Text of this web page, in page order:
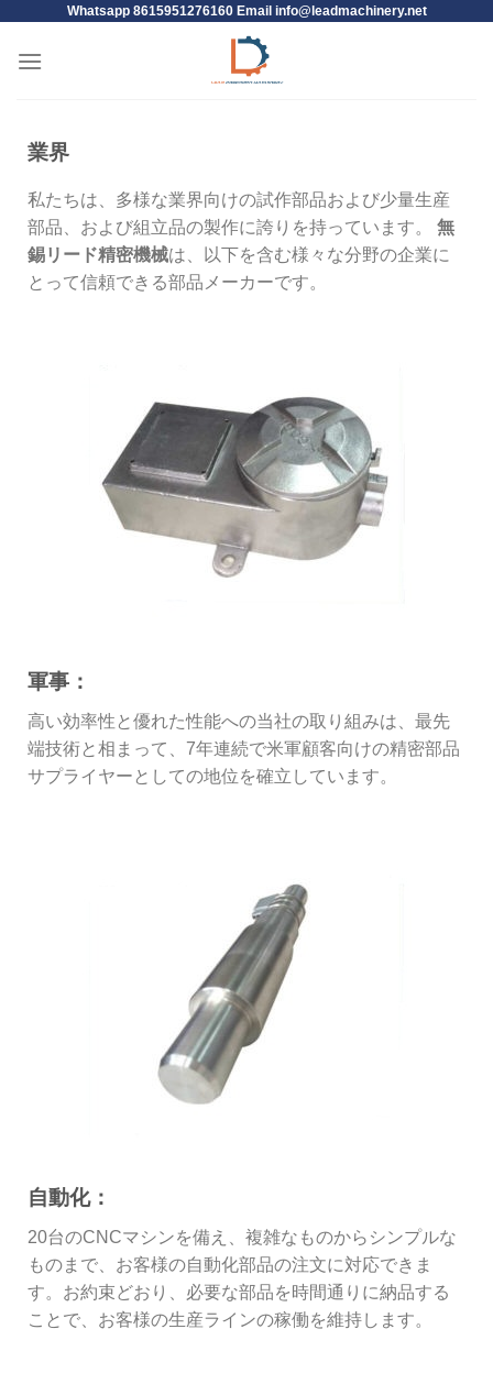
Whatsapp 8615951276160 Email info@leadmachinery.net
業界
私たちは、多様な業界向けの試作部品および少量生産
部品、および組立品の製作に誇りを持っています。 無
錫リード精密機械は、以下を含む様々な分野の企業に
とって信頼できる部品メーカーです。
軍事：
高い効率性と優れた性能への当社の取り組みは、最先
端技術と相まって、7年連続で米軍顧客向けの精密部品
サプライヤーとしての地位を確立しています。
自動化：
20台のCNCマシンを備え、複雑なものからシンプルな
ものまで、お客様の自動化部品の注文に対応できま
す。お約束どおり、必要な部品を時間通りに納品する
ことで、お客様の生産ラインの稼働を維持します。